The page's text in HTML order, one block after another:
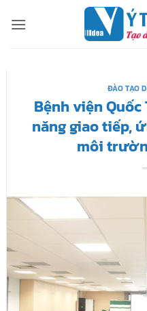
qua
ĐÀO TẠO
Bệnh viện Quốc
năng giao tiếp,
môi